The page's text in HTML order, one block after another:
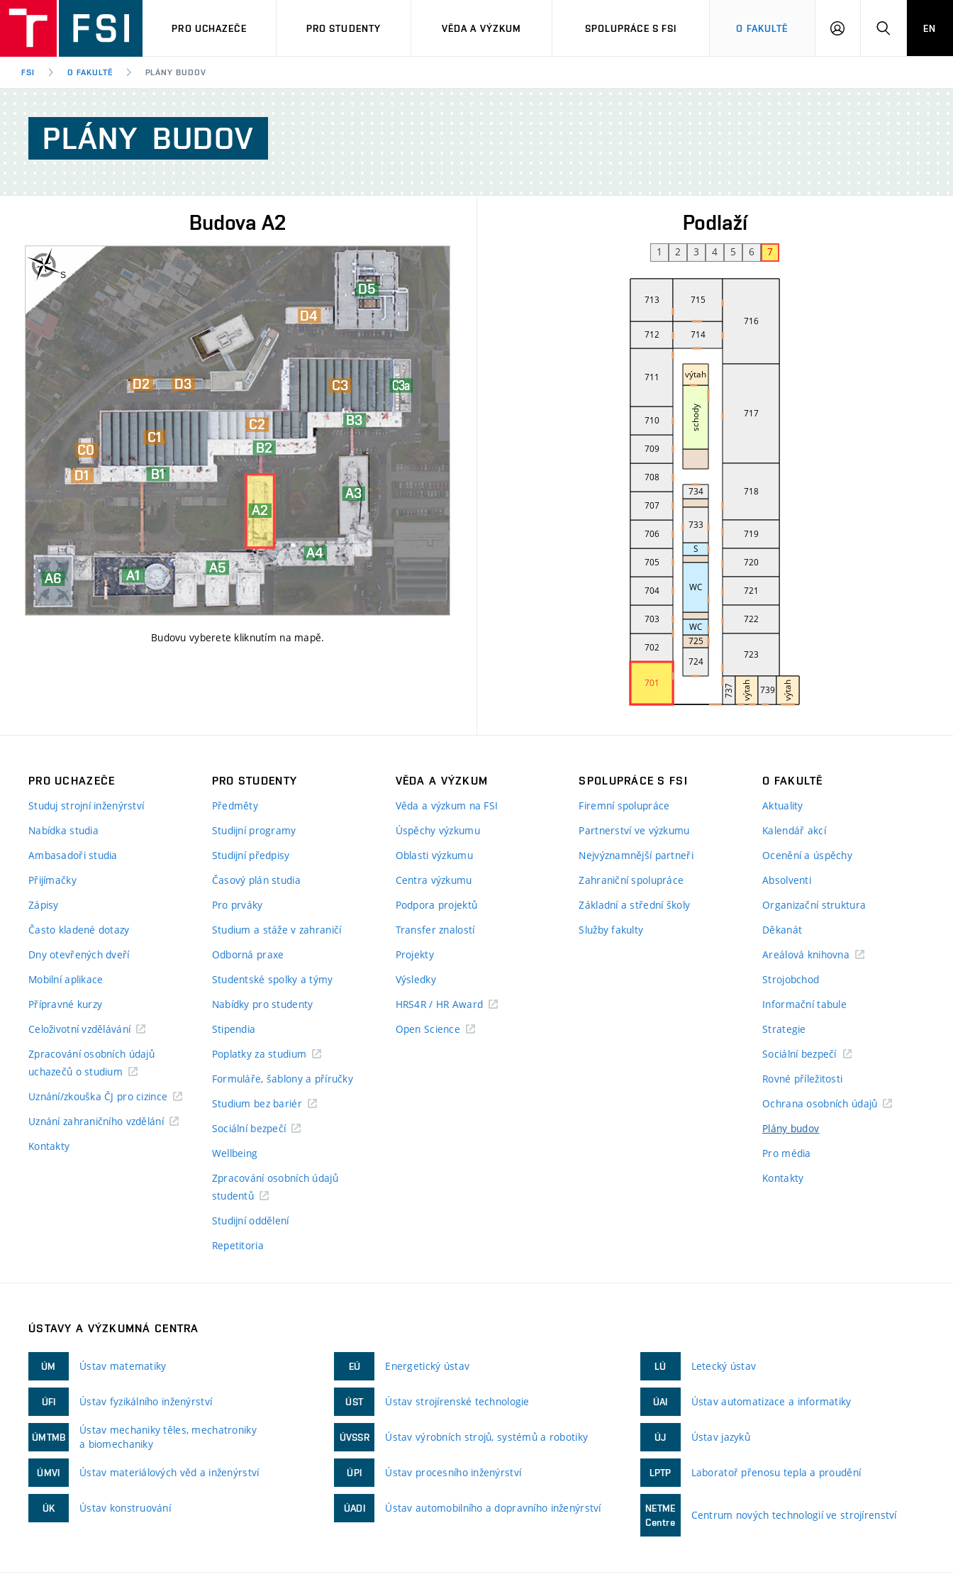
PRO UCHAZEČE PRO STUDENTY VĚDA A VÝZKUM SPOLUPRÁCE S FSI O FAKULTĚ
PŘIHLÁŠENÍHLEDAT
EN
FSI O FAKULTĚ PLÁNY BUDOV
PLÁNY BUDOV
BudovaA2
Budovu vyberete kliknutím na mapě.
Podlaží
1 2 3 4 5 6 7
PRO UCHAZEČE
Studuj strojní inženýrství
Nabídka studia
Ambasadoři studia
Přijímačky
Zápisy
Často kladené dotazy
Dny otevřených dveří
Mobilní aplikace
Přípravné kurzy
Celoživotní vzdělávání
Zpracování osobních údajů
uchazečů o studium
Uznání/zkouška ČJ pro cizince
Uznání zahraničního vzdělání
Kontakty
PRO STUDENTY
Předměty
Studijní programy
Studijní předpisy
Časový plán studia
Pro prváky
Studium a stáže v zahraničí
Odborná praxe
Studentské spolky a týmy
Nabídky pro studenty
Stipendia
Poplatky za studium
Formuláře, šablony a příručky
Studium bez bariér
Sociální bezpečí
Wellbeing
Zpracování osobních údajů
studentů
Studijní oddělení
Repetitoria
VĚDA A VÝZKUM
Věda a výzkum na FSI
Úspěchy výzkumu
Oblasti výzkumu
Centra výzkumu
Podpora projektů
Transfer znalostí
Projekty
Výsledky
HRS4R / HR Award
Open Science
SPOLUPRÁCE S FSI
Firemní spolupráce
Partnerství ve výzkumu
Nejvýznamnější partneři
Zahraniční spolupráce
Základní a střední školy
Služby fakulty
O FAKULTĚ
Aktuality
Kalendář akcí
Ocenění a úspěchy
Absolventi
Organizační struktura
Děkanát
Areálová knihovna
Strojobchod
Informační tabule
Strategie
Sociální bezpečí
Rovné příležitosti
Ochrana osobních údajů
Plány budov
Pro média
Kontakty
ÚSTAVY A VÝZKUMNÁ CENTRA
ÚM Ústav matematiky
ÚFI Ústav fyzikálního inženýrství
ÚMTMB
Ústav mechaniky těles, mechatroniky
a biomechaniky
ÚMVI Ústav materiálových věd a inženýrství
ÚK Ústav konstruování
EÚ Energetický ústav
ÚST Ústav strojírenské technologie
ÚVSSR Ústav výrobních strojů, systémů a robotiky
ÚPI Ústav procesního inženýrství
ÚADI Ústav automobilního a dopravního inženýrství
LÚ Letecký ústav
ÚAI Ústav automatizace a informatiky
ÚJ Ústav jazyků
LPTP Laboratoř přenosu tepla a proudění
NETME
Centre
Centrum nových technologií ve strojírenství